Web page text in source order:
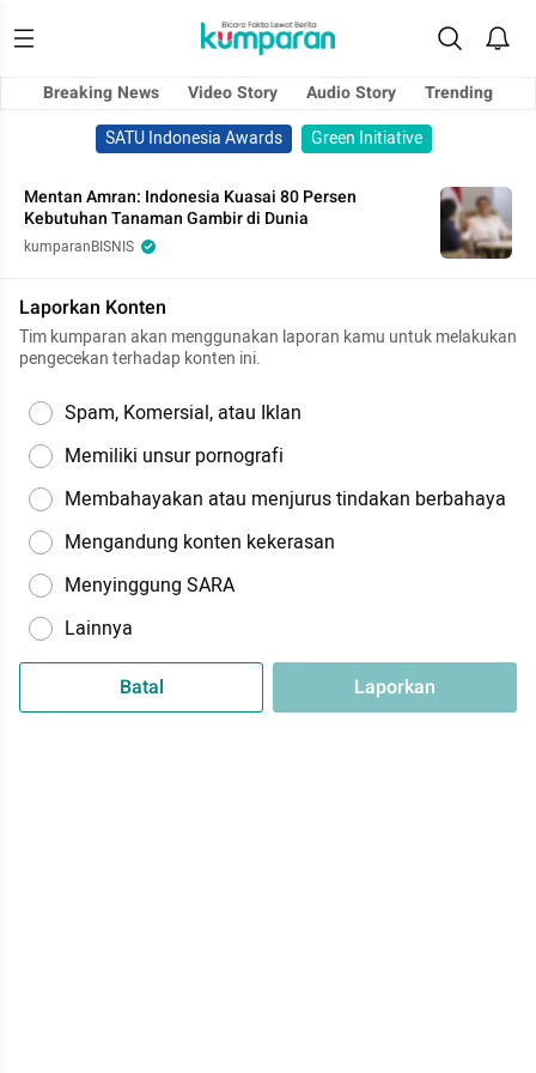
Breaking News Video Story Audio Story
Trending
SATU Indonesia Awards
Green Initiative
Mentan Amran: Indonesia Kuasai 80 Persen
Kebutuhan Tanaman Gambir di Dunia
kumparanBISNIS
Laporkan Konten
Tim kumparan akan menggunakan laporan kamu untuk melakukan
pengecekan terhadap konten ini.
Spam, Komersial, atau Iklan
Memiliki unsur pornografi
Membahayakan atau menjurus tindakan berbahaya
Mengandung konten kekerasan
Menyinggung SARA
Lainnya
Batal Laporkan